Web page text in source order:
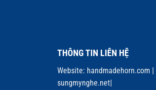
THÔNG TIN LIÊN HỆ
Website: handmadehorn.com |
sungmynghe.net|